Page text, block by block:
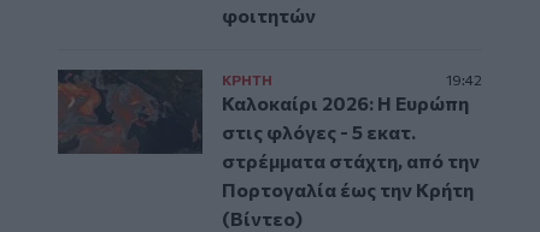
φοιτητών
ΚΡΗΤΗ 19:42
Καλοκαίρι 2026: Η Ευρώπη
στις φλόγες - 5 εκατ.
στρέμματα στάχτη, από την
Πορτογαλία έως την Κρήτη
(Βίντεο)